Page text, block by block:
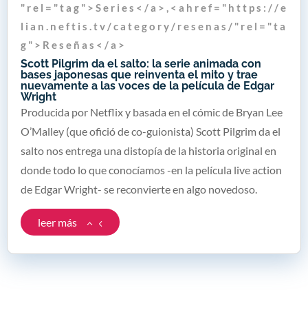
Scott Pilgrim da el salto: la serie animada con
bases japonesas que reinventa el mito y trae
nuevamente a las voces de la película de Edgar
Wright
" r e l = " t a g " > S e r i e s < / a > , < a h r e f = " h t t p s : / / e
l i a n . n e f t i s . t v / c a t e g o r y / r e s e n a s / " r e l = " t a
g " > R e s e ñ a s < / a >
Producida por Netflix y basada en el cómic de Bryan Lee
O’Malley (que ofició de co-guionista) Scott Pilgrim da el
salto nos entrega una distopía de la historia original en
donde todo lo que conocíamos -en la película live action
de Edgar Wright- se reconvierte en algo novedoso.
leer más